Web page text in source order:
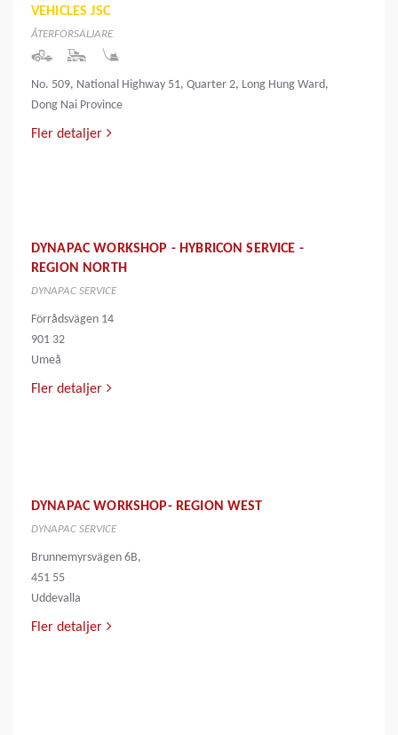
VEHICLES JSC
ÅTERFÖRSÄLJARE
No. 509, National Highway 51, Quarter 2, Long Hung Ward,
Dong Nai Province
Fler detaljer
DYNAPAC WORKSHOP - HYBRICON SERVICE -
REGION NORTH
DYNAPAC SERVICE
Förrådsvägen 14
901 32
Umeå
Fler detaljer
DYNAPAC WORKSHOP- REGION WEST
DYNAPAC SERVICE
Brunnemyrsvägen 6B,
451 55
Uddevalla
Fler detaljer